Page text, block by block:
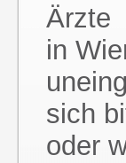
Ärzte
in
sich
oder